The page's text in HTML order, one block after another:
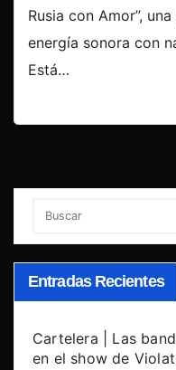
Rusia con Amor”,
energía sonora con
Está…
Entradas Recientes
Cartelera | Las
en el show de